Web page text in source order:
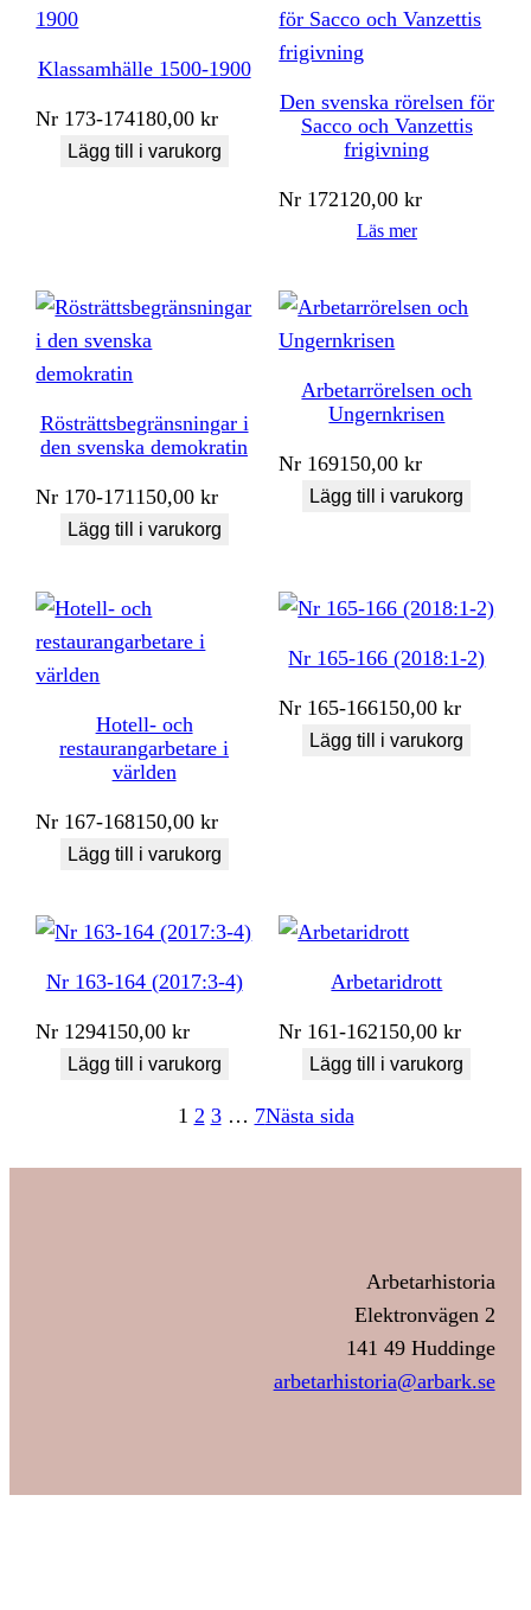
Klassamhälle 1500-1900
Nr 173-174180,00kr
Lägg till i varukorg
Den svenska rörelsen för
Sacco och Vanzettis
frigivning
Nr 172120,00kr
Läs mer
Rösträttsbegränsningar i
den svenska demokratin
Nr 170-171150,00kr
Lägg till i varukorg
Arbetarrörelsen och
Ungernkrisen
Nr 169150,00kr
Lägg till i varukorg
Hotell- och
restaurangarbetare i
världen
Nr 167-168150,00kr
Lägg till i varukorg
Nr 165-166 (2018:1-2)
Nr 165-166150,00kr
Lägg till i varukorg
Nr 163-164 (2017:3-4)
Nr 1294150,00kr
Lägg till i varukorg
Arbetaridrott
Nr 161-162150,00kr
Lägg till i varukorg
1 2 3 … 7Nästa sida
Arbetarhistoria
Elektronvägen 2
141 49 Huddinge
arbetarhistoria@arbark.se